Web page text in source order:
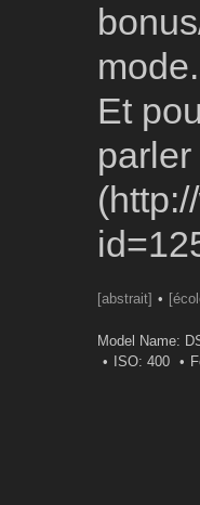
mode.
Et
[abstrait]
Model Name:
ISO: 400